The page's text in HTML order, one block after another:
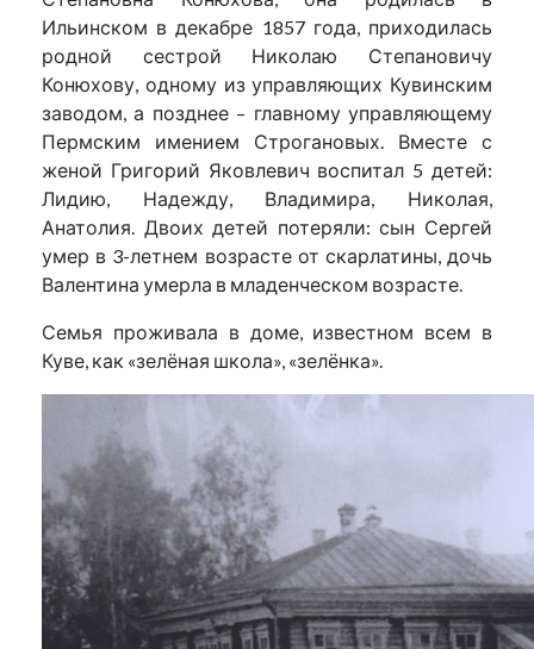
Ильинском в декабре 1857 года, приходилась
родной сестрой Николаю Степановичу
Конюхову, одному из управляющих Кувинским
заводом, а позднее – главному управляющему
Пермским имением Строгановых. Вместе с
женой Григорий Яковлевич воспитал 5 детей:
Лидию, Надежду, Владимира, Николая,
Анатолия. Двоих детей потеряли: сын Сергей
умер в 3-летнем возрасте от скарлатины, дочь
Валентина умерла в младенческом возрасте.
Семья проживала в доме, известном всем в
Куве, как «зелёная школа», «зелёнка».